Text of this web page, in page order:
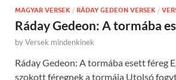
MAGYAR VERSEK / RÁDAY GEDEON VERSEK /
Ráday Gedeon: A tormába
byVersek mindenkinek
Ráday Gedeon: A tormába esett féreg
szokott féregnek a tormája Utolsó